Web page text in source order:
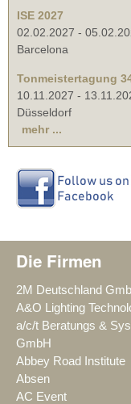
ISE 2027
02.02.2027 -
Barcelona
Tonmeistertagung
10.11.2027 -
Düsseldorf
mehr ...
Die Firmen
2M Deutschland
A&O Lighting
a/c/t Beratungs &
GmbH
Abbey Road Institute
Absen
AC Event